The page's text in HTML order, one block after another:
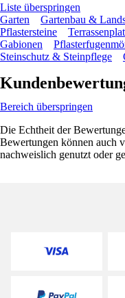
Liste überspringen
Garten
Gartenbau &
Pflastersteine
Gabionen
Steinschutz & Steinpflege
Bereich überspringen
Die Echtheit der
Bewertungen können auch
nachweislich genutzt oder